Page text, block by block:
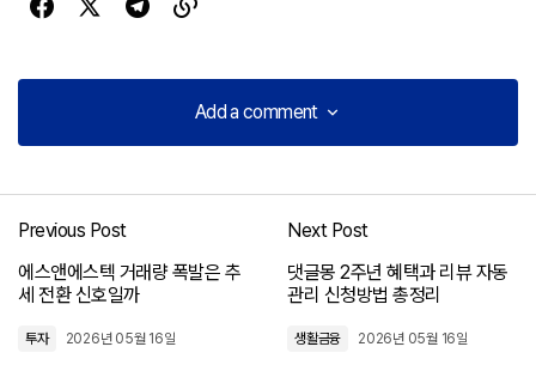
Add a comment
Add a comment
Previous Post
에스앤에스텍 거래량 폭발은 추
세 전환 신호일까
투자 2026년 05월 16일
Next Post
댓글몽 2주년 혜택과 리뷰 자동
관리 신청방법 총정리
생활금융 2026년 05월 16일